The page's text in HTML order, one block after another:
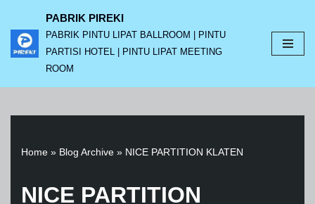
Lompat
ke
PABRIK PIREKI
PABRIK PINTU LIPAT BALLROOM | PINTU
PARTISI HOTEL | PINTU LIPAT MEETING
ROOM
Home » Blog Archive » NICE PARTITION KLATEN
NICE PARTITION